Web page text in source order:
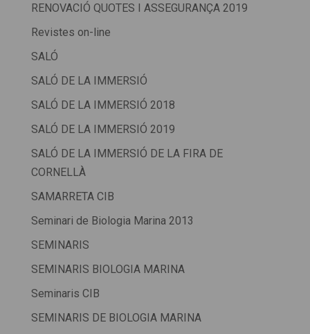
RENOVACIÓ QUOTES I ASSEGURANÇA 2019
Revistes on-line
SALÓ
SALÓ DE LA IMMERSIÓ
SALÓ DE LA IMMERSIÓ 2018
SALÓ DE LA IMMERSIÓ 2019
SALÓ DE LA IMMERSIÓ DE LA FIRA DE
CORNELLÀ
SAMARRETA CIB
Seminari de Biologia Marina 2013
SEMINARIS
SEMINARIS BIOLOGIA MARINA
Seminaris CIB
SEMINARIS DE BIOLOGIA MARINA